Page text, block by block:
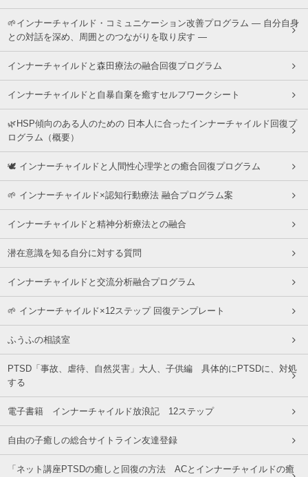
🌱インナーチャイルド・コミュニケーション改善プログラム ― 自分自身
との対話を深め、周囲とのつながりを取り戻す ―
インナーチャイルドと森田療法の融合回復プログラム
インナーチャイルドと自暴自棄を癒すセルフワークシート
🌿HSP傾向のある人のための 日本人に合ったインナーチャイルド回復プ
ログラム（概要）
🕊 インナーチャイルドと人間性心理学との癒合回復プログラム
🌱 インナーチャイルド×認知行動療法 融合プログラム案
インナーチャイルドと精神分析療法との融合
潜在意識を知る自分に対する質問
インナーチャイルドと交流分析融合プログラム
🌱 インナーチャイルド×12ステップ 回復テンプレート
ふうふの相談室
PTSD「事故、虐待、自然災害」大人、子供編 具体的にPTSDに、対処
する
電子書籍 インナーチャイルド放浪記 12ステップ
自由の子癒しの総合サイトライン友達登録
「ネット講座PTSDの癒しと回復の方法 ACとインナーチャイルドの癒